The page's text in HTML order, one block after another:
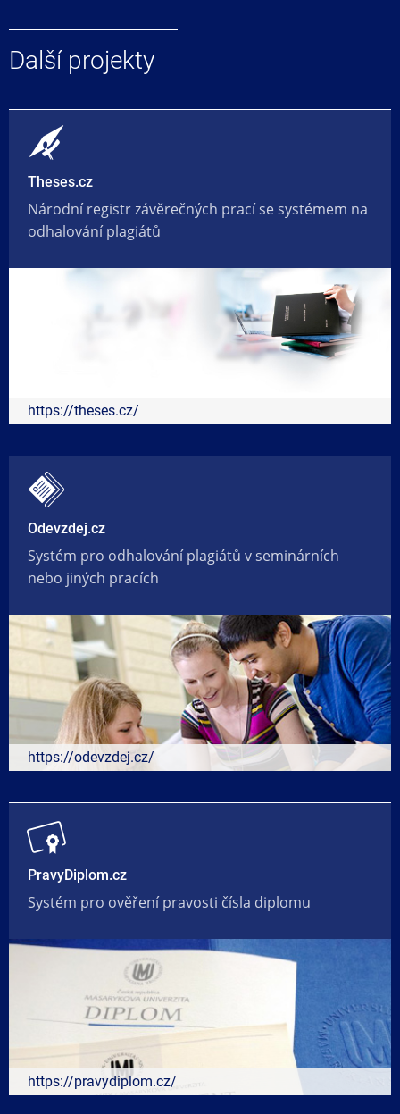
Další projekty
Theses.cz
Národní registr závěrečných prací se systémem na
odhalování plagiátů
https://theses.cz/
Odevzdej.cz
Systém pro odhalování plagiátů v seminárních
nebo jiných pracích
https://odevzdej.cz/
PravyDiplom.cz
Systém pro ověření pravosti čísla diplomu
https://pravydiplom.cz/